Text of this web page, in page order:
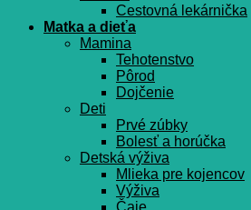
Cestovná lekárnička
Matka a dieťa
Mamina
Tehotenstvo
Pôrod
Dojčenie
Deti
Prvé zúbky
Bolesť a horúčka
Detská výživa
Mlieka pre kojencov
Výživa